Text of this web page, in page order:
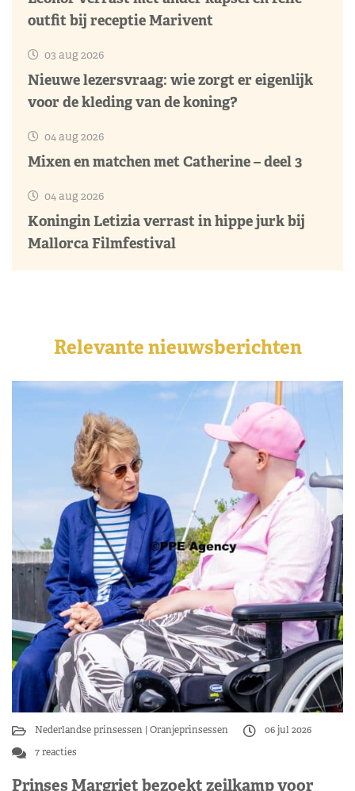
outfit bij receptie Marivent
03 aug 2026
Nieuwe lezersvraag: wie zorgt er eigenlijk
voor de kleding van de koning?
04 aug 2026
Mixen en matchen met Catherine – deel 3
04 aug 2026
Koningin Letizia verrast in hippe jurk bij
Mallorca Filmfestival
Relevante nieuwsberichten
Nederlandse prinsessen Oranjeprinsessen
06 jul 2026
7 reacties
Prinses Margriet bezoekt zeilkamp voor